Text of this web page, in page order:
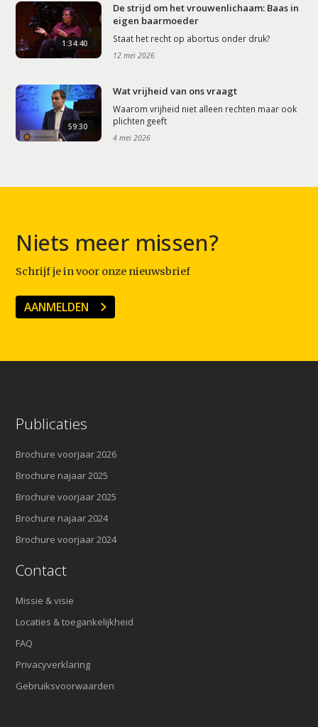
1:34:40
De strijd om het vrouwenlichaam: Baas in
eigen baarmoeder
Staat het recht op abortus onder druk?
12 mei 2026
59:30
Wat vrijheid van ons vraagt
Waarom vrijheid niet alleen rechten maar ook
plichten geeft
4 mei 2026
Niets meer missen?
Schrijf je in voor onze nieuwsbrief
AANMELDEN
Publicaties
Brochure voorjaar 2026
Brochure najaar 2025
Brochure voorjaar 2025
Brochure najaar 2024
Brochure voorjaar 2024
Contact
Missie & visie
Locaties & toegankelijkheid
FAQ
Privacyverklaring
Gebruiksvoorwaarden